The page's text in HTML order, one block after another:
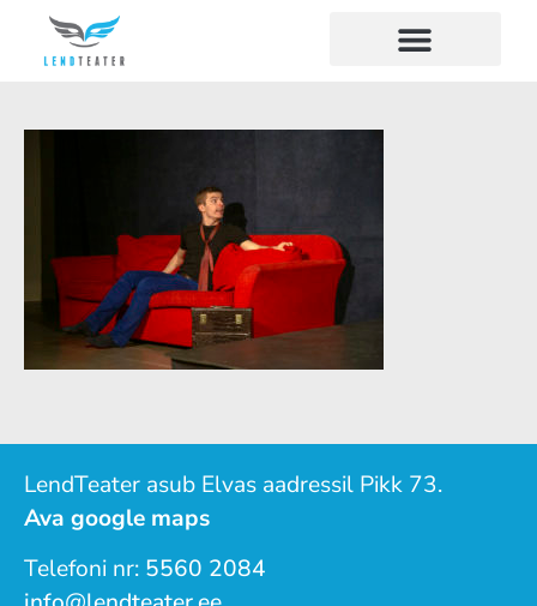
LendTeater asub Elvas aadressil Pikk 73.
Ava google maps
Telefoni nr: 5560 2084